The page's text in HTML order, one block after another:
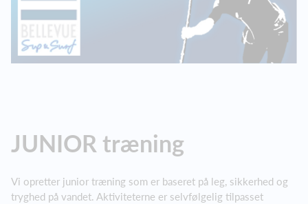
JUNIOR træning
Vi opretter junior træning som er baseret på leg, sikkerhed og
tryghed på vandet. Aktiviteterne er selvfølgelig tilpasset